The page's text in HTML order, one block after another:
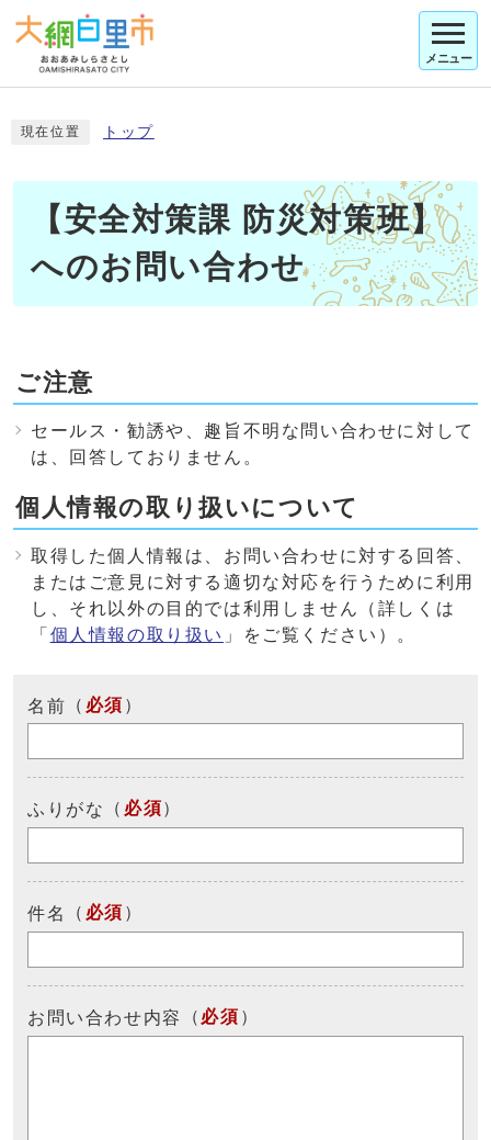
メニュー
現在位置 トップ
【安全対策課 防災対策班】
へのお問い合わせ
ご注意
セールス・勧誘や、趣旨不明な問い合わせに対して
は、回答しておりません。
個人情報の取り扱いについて
取得した個人情報は、お問い合わせに対する回答、
またはご意見に対する適切な対応を行うために利用
し、それ以外の目的では利用しません（詳しくは
「 個人情報の取り扱い 」をご覧ください）。
名前 （ 必須 ）
ふりがな （ 必須）
件名 （ 必須 ）
お問い合わせ内容 （ 必須 ）